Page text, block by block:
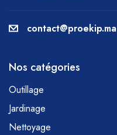
contact@proekip.ma
Nos catégories
Outillage
Jardinage
Nettoyage